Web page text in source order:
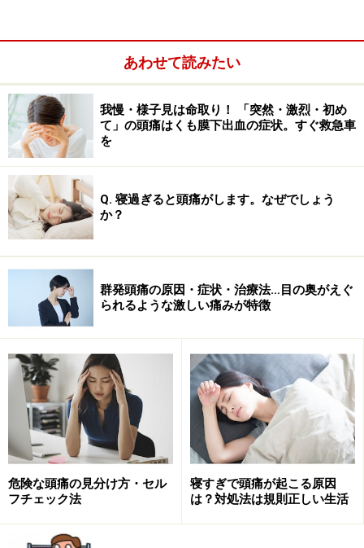
【症状・特徴】
こめかみが脈打つようズキズキと痛む頭痛
ちらかのこともあれば両方のこともあります。大体月に
数回発作
がおこり、4時間くらいからひどい場合は3日く
らい続きます。日常生活に支障をきたすほどひどいこと
が多いのも特徴
も！）思春期から30才くらいまでには大体発症します。
遺伝が関係すると言われているので、親子で片頭痛もち
なんてこともよくあります。
頭痛の特徴と思われがちですが、片頭痛も肩こりや首の
痛みを伴うことも多いのです！
また、光や音、においに敏感 になり、体操やマッサージ
で悪化してしまうので要注意！体操まで行かなくても、
階段をのぼるなど、日常生活で体を動かすだけで吐いて
しまうこともあります。
頭痛の起こる前に『目の前にちかちかした光がみえる』
（専門用語で閃輝暗点といいます）など、2割くらいの
あわせて読みたい
我慢・様子見は命取り！ 「突然・激烈・初め
て」の頭痛はくも膜下出血の症状。すぐ救急車
を
Q. 寝過ぎると頭痛がします。なぜでしょう
か？
群発頭痛の原因・症状・治療法…目の奥がえぐ
られるような激しい痛みが特徴
危険な頭痛の見分け方・セル
フチェック法
寝すぎで頭痛が起こる原因
は？対処法は規則正しい生活